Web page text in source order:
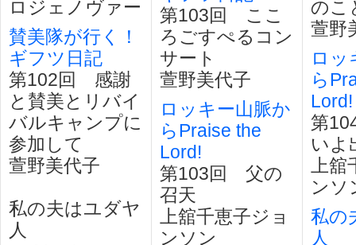
ロジェノヴァー
賛美隊が行く！
ギフツ日記
第102回 感謝
と賛美とリバイ
バルキャンプに
参加して
萱野美代子
私の夫はユダヤ
人
第103回 ここ
ろごすぺるコン
サート
萱野美代子
ロッキー山脈か
らPraise the
Lord!
第103回 父の
召天
上舘千恵子ジョ
ンソン
のこ
萱野
ロッ
ら
Lord!
第
いよ
上
ンソ
私の
人